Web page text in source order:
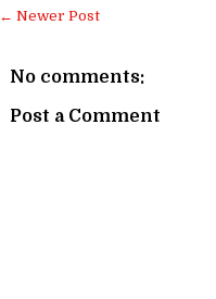
← Newer Post
No comments:
Post a Comment